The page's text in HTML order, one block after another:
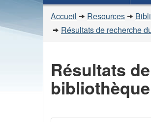
des
sujets
Vous
êtes
Accueil Resources
Résultats de recherche
Résultats
bibliothèque